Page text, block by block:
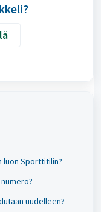
luon Sporttitilin?
uudelleen?